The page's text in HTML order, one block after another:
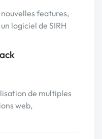
features,
logiciel de SIRH
de multiples
web,